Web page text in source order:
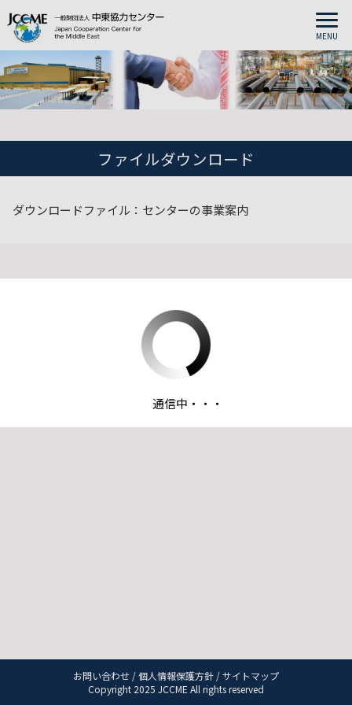
MENU
ファイルダウンロード
ダウンロードファイル：センターの事業案内
お問い合わせ /個人情報保護方針 /サイトマップ
Copyright 2025 JCCME All rights reserved
通信中・・・